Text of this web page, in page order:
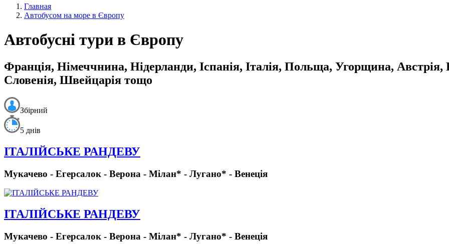
Главная
Автобусом на море в Європу
Автобусні тури в Європу
Франція, Німеччнина, Нідерланди, Іспанія, Італія, Польща, Угорщина, Австрія,
Словенія, Швейцарія тощо
Збірний
5 днів
ІТАЛІЙСЬКЕ РАНДЕВУ
Мукачево - Егерсалок - Верона - Мілан* - Лугано* - Венеція
ІТАЛІЙСЬКЕ РАНДЕВУ
Мукачево - Егерсалок - Верона - Мілан* - Лугано* - Венеція